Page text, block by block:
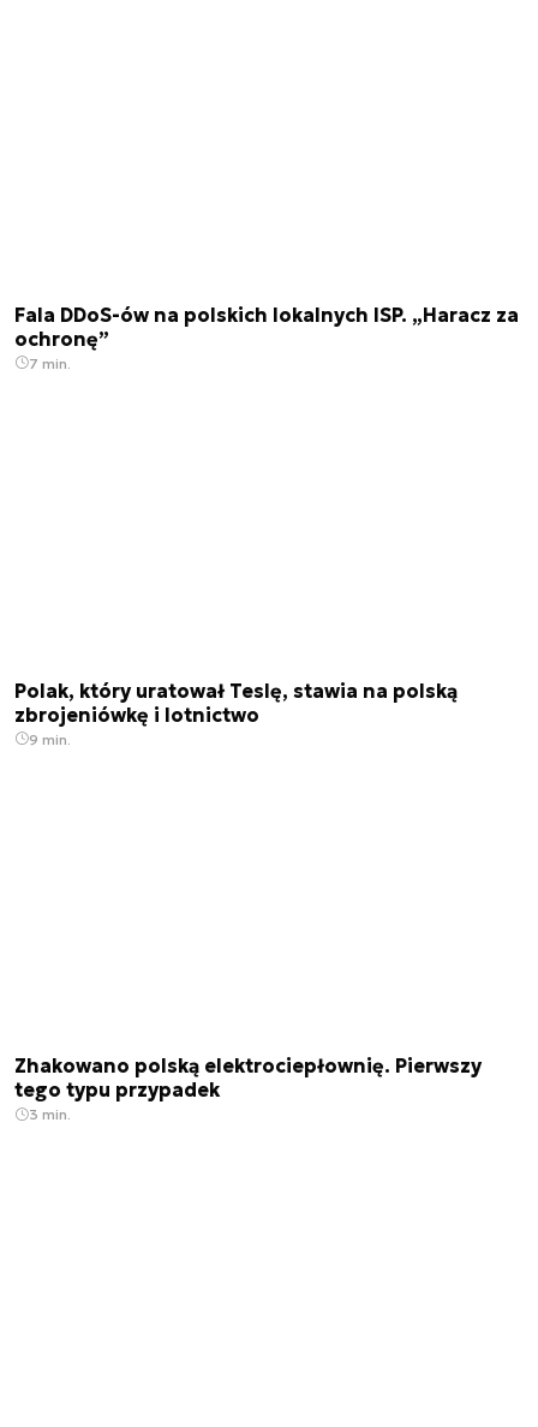
Fala DDoS-ów na polskich lokalnych ISP. „Haracz za
ochronę”
7 min.
Polak, który uratował Teslę, stawia na polską
zbrojeniówkę i lotnictwo
9 min.
Zhakowano polską elektrociepłownię. Pierwszy
tego typu przypadek
3 min.